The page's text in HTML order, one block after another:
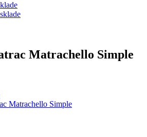
Matrachello Simple
Matrachello Simple